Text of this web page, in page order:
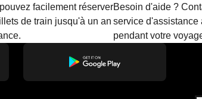
facilement réserver
de train jusqu'à un an
Besoin d'aide ?
service d'assistance
pendant votre